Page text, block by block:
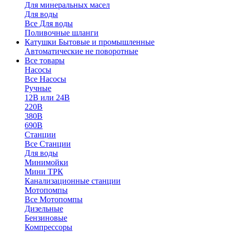
Для минеральных масел
Для воды
Все Для воды
Поливочные шланги
Катушки Бытовые и промышленные
Автоматические не поворотные
Все товары
Насосы
Все Насосы
Ручные
12В или 24В
220В
380В
690В
Станции
Все Станции
Для воды
Минимойки
Мини ТРК
Канализационные станции
Мотопомпы
Все Мотопомпы
Дизельные
Бензиновые
Компрессоры